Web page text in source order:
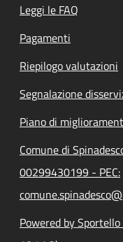
Leggi le FAQ
Pagamenti
Riepilogo valutazioni
Segnalazione
Piano di
Comune di
00299430199 - PEC:
Powered by